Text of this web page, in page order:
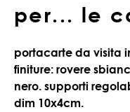
per... le
portacarte da visita
finiture: rovere
nero. supporti
dim 10x4cm.